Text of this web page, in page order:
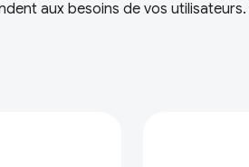
aux besoins de vos